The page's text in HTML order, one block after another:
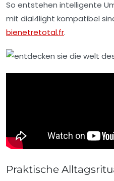
So entstehen intelligente
mit dial4light kompatibel
bienetretotal.fr.
Praktische